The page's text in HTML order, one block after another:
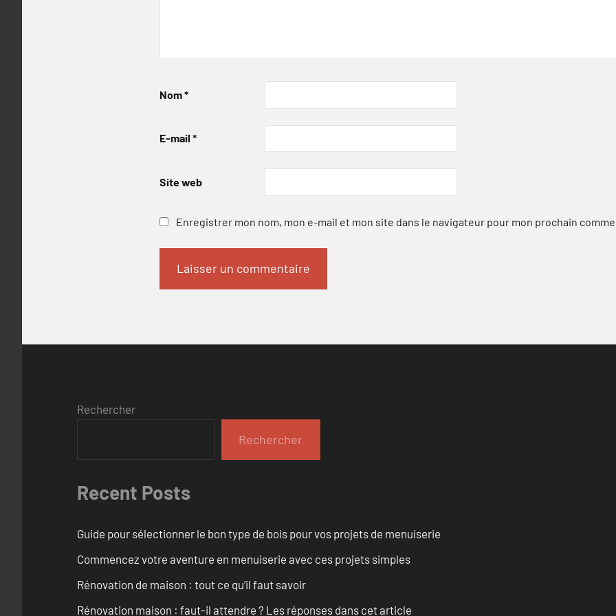
Nom*
E-mail *
Site web
Enregistrer mon nom, mon e-mail et mon site dans le navigateur pour mon prochain
Rechercher
Rechercher
Recent Posts
Guide pour sélectionner le bon type de bois pour vos projets de menuiserie
Commencez votre aventure en menuiserie avec ces projets simples
Rénovation de maison : tout ce qu’il faut savoir
Rénovation maison : faut-il attendre ? Les réponses dans cet article